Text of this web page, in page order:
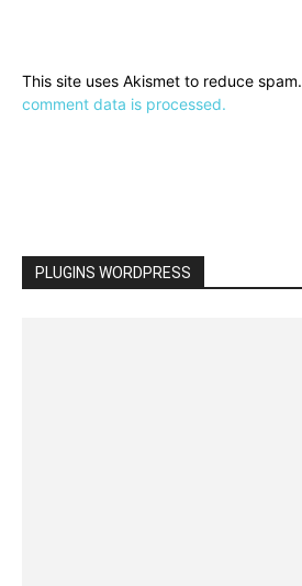
This site uses Akismet to reduce spam.
comment data is processed.
PLUGINS WORDPRESS